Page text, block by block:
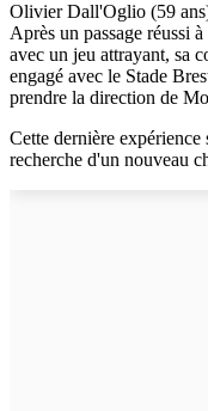
Olivier Dall'Oglio (59
Après un passage réussi
avec un jeu attrayant, sa
engagé avec le Stade
prendre la direction de
Cette dernière
recherche d'un nouveau